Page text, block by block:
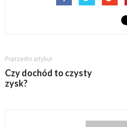
Poprzedni artykuł
Czy dochód to czysty
zysk?